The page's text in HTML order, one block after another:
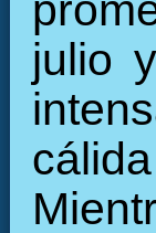
julio